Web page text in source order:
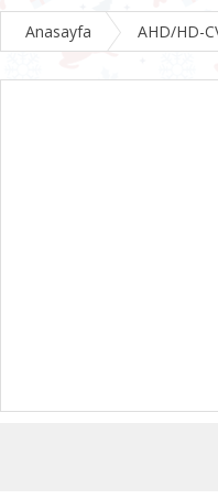
Anasayfa AHD/HD-